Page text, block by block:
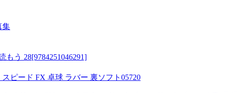
集
う 28[9784251046291]
ピード FX 卓球 ラバー 裏ソフト05720